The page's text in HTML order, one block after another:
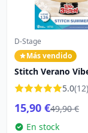
D-Stage
Más vendido
Stitch Verano
Disney D-Stage
5.0(12)
15,90 €49,90 €
En stock